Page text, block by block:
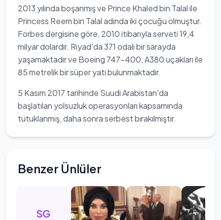
2013 yılında boşanmış ve Prince Khaled bin Talal ile
Princess Reem bin Talal adında iki çocuğu olmuştur.
Forbes dergisine göre, 2010 itibarıyla serveti 19,4
milyar dolardır. Riyad'da 371 odalı bir sarayda
yaşamaktadır ve Boeing 747-400, A380 uçakları ile
85 metrelik bir süper yatı bulunmaktadır.
5 Kasım 2017 tarihinde Suudi Arabistan'da
başlatılan yolsuzluk operasyonları kapsamında
tutuklanmış, daha sonra serbest bırakılmıştır.
Benzer Ünlüler
SG